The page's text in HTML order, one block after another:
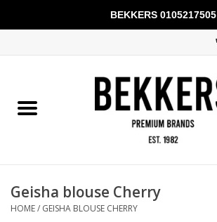
Mannen
KADOBONNEN
Geisha blouse Cherry
HOME/ GEISHA BLOUSE CHERRY
BEKKERS 0105217505